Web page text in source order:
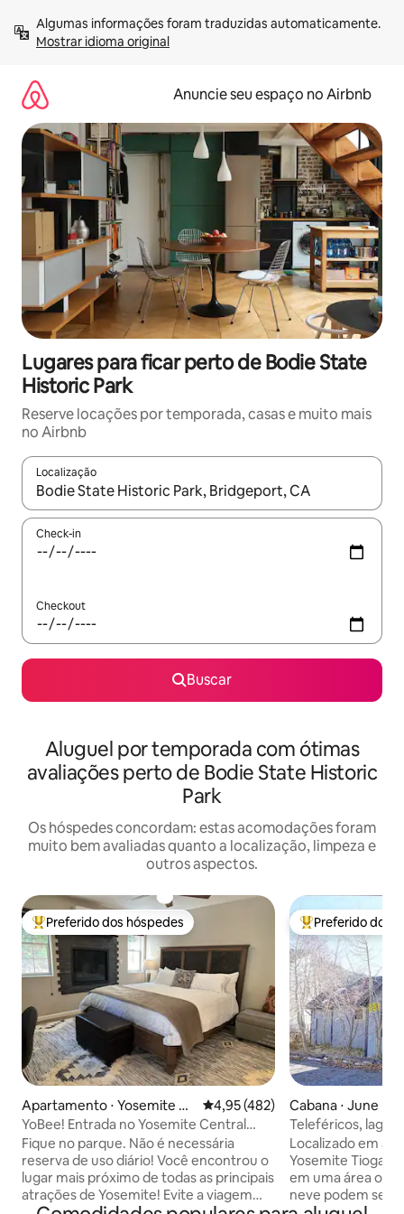
para
Mostrar idioma original
Anuncie seu espaço no Airbnb
Lugares para ficar perto de Bodie State
Historic Park
Reserve locações por temporada, casas e muito mais
no Airbnb
Localização
Quando os resultados estiverem disponíveis, explore-os
Check-in
Checkout
Buscar
Aluguel por temporada com ótimas
avaliações perto de Bodie State Historic
Park
Os hóspedes concordam: estas acomodações foram
muito bem avaliadas quanto a localização, limpeza e
outros aspectos.
Entre os melhores preferidos dos hóspedes
Preferido dos hóspedes
Apartamento ⋅ Yosemite Na
tional Park
4,95 de uma avaliação média de
4,95 (482)
YoBee! Entrada no Yosemite Central
Park + café da manhã + cachorro
Fique no parque. Não é necessária
reserva de uso diário! Você encontrou o
lugar mais próximo de todas as principais
atrações de Yosemite! Evite a viagem
Entre os
Preferido dos
Cabana ⋅ June
Teleféricos, lago,
Back Country
Localizado em
Yosemite Tioga
em uma área
neve podem ser